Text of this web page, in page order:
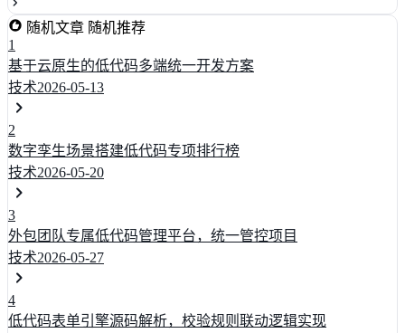
随机文章 随机推荐
1
基于云原生的低代码多端统一开发方案
技术2026-05-13
2
数字孪生场景搭建低代码专项排行榜
技术2026-05-20
3
外包团队专属低代码管理平台，统一管控项目
技术2026-05-27
4
低代码表单引擎源码解析，校验规则联动逻辑实现